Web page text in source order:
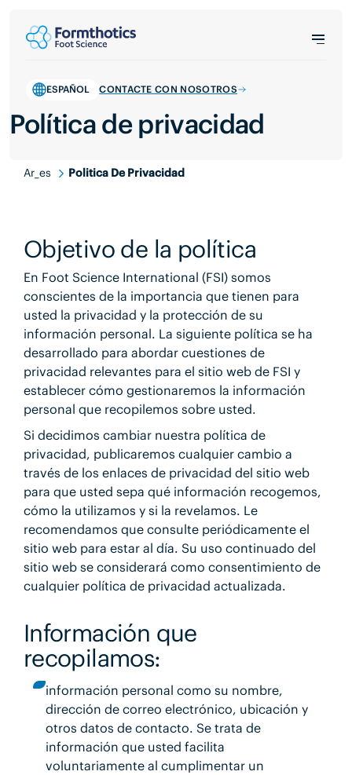
ESPAÑOL CONTACTE CON NOSOTROS
Política de privacidad
Ar_es Politica De Privacidad
Objetivo de la política
En Foot Science International (FSI) somos
conscientes de la importancia que tienen para
usted la privacidad y la protección de su
información personal. La siguiente política se ha
desarrollado para abordar cuestiones de
privacidad relevantes para el sitio web de FSI y
establecer cómo gestionaremos la información
personal que recopilemos sobre usted.
Si decidimos cambiar nuestra política de
privacidad, publicaremos cualquier cambio a
través de los enlaces de privacidad del sitio web
para que usted sepa qué información recogemos,
cómo la utilizamos y si la revelamos. Le
recomendamos que consulte periódicamente el
sitio web para estar al día. Su uso continuado del
sitio web se considerará como consentimiento de
cualquier política de privacidad actualizada.
Información que
recopilamos:
información personal como su nombre,
dirección de correo electrónico, ubicación y
otros datos de contacto. Se trata de
información que usted facilita
voluntariamente al cumplimentar un